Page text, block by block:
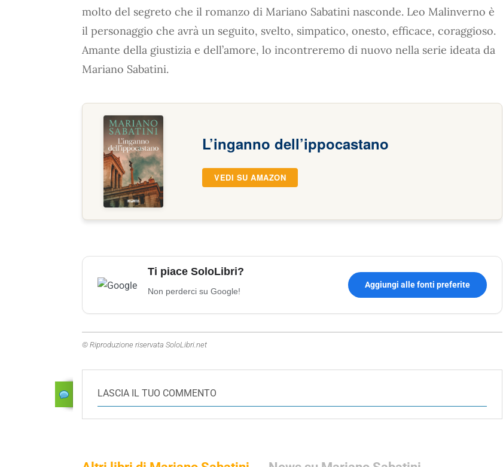
molto del segreto che il romanzo di Mariano Sabatini nasconde. Leo Malinverno è
il personaggio che avrà un seguito, svelto, simpatico, onesto, efficace, coraggioso.
Amante della giustizia e dell’amore, lo incontreremo di nuovo nella serie ideata da
Mariano Sabatini.
L’inganno dell’ippocastano
VEDI SU AMAZON
Ti piace SoloLibri?
Non perderci su Google!
Aggiungi alle fonti preferite
© Riproduzione riservata SoloLibri.net
LASCIA IL TUO COMMENTO